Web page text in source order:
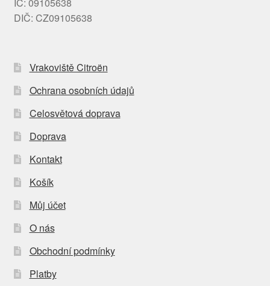
DIČ: CZ09105638
Vrakoviště Citroën
Ochrana osobních údajů
Celosvětová doprava
Doprava
Kontakt
Košík
Můj účet
O nás
Obchodní podmínky
Platby